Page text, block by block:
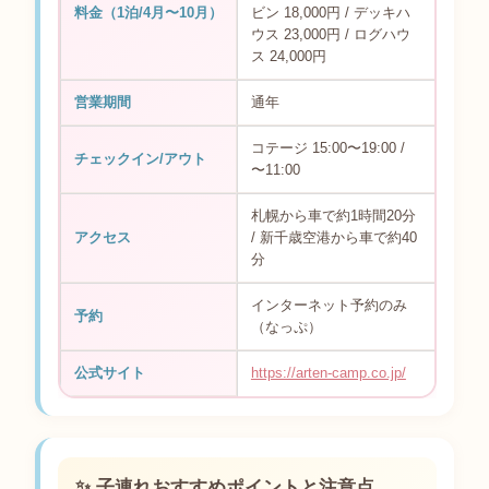
料金（1泊/4月〜10月）
ビン 18,000円 / デッキハ
ウス 23,000円 / ログハウ
ス 24,000円
営業期間 通年
チェックイン/アウト
コテージ 15:00〜19:00 /
〜11:00
アクセス
札幌から車で約1時間20分
/ 新千歳空港から車で約40
分
予約
インターネット予約のみ
（なっぷ）
公式サイト https://arten-camp.co.jp/